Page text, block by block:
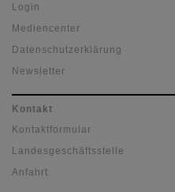
Login
Mediencenter
Datenschutzerklärung
Newsletter
Kontakt
Kontaktformular
Landesgeschäftsstelle
Anfahrt